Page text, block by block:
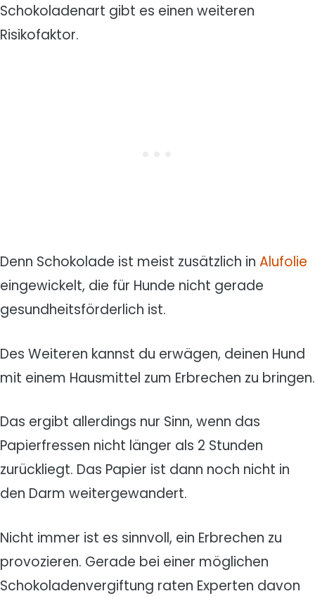
Schokoladenart gibt es einen weiteren
Risikofaktor.
Denn Schokolade ist meist zusätzlich in Alufolie
eingewickelt, die für Hunde nicht gerade
gesundheitsförderlich ist.
Des Weiteren kannst du erwägen, deinen Hund
mit einem Hausmittel zum Erbrechen zu bringen.
Das ergibt allerdings nur Sinn, wenn das
Papierfressen nicht länger als 2 Stunden
zurückliegt. Das Papier ist dann noch nicht in
den Darm weitergewandert.
Nicht immer ist es sinnvoll, ein Erbrechen zu
provozieren. Gerade bei einer möglichen
Schokoladenvergiftung raten Experten davon